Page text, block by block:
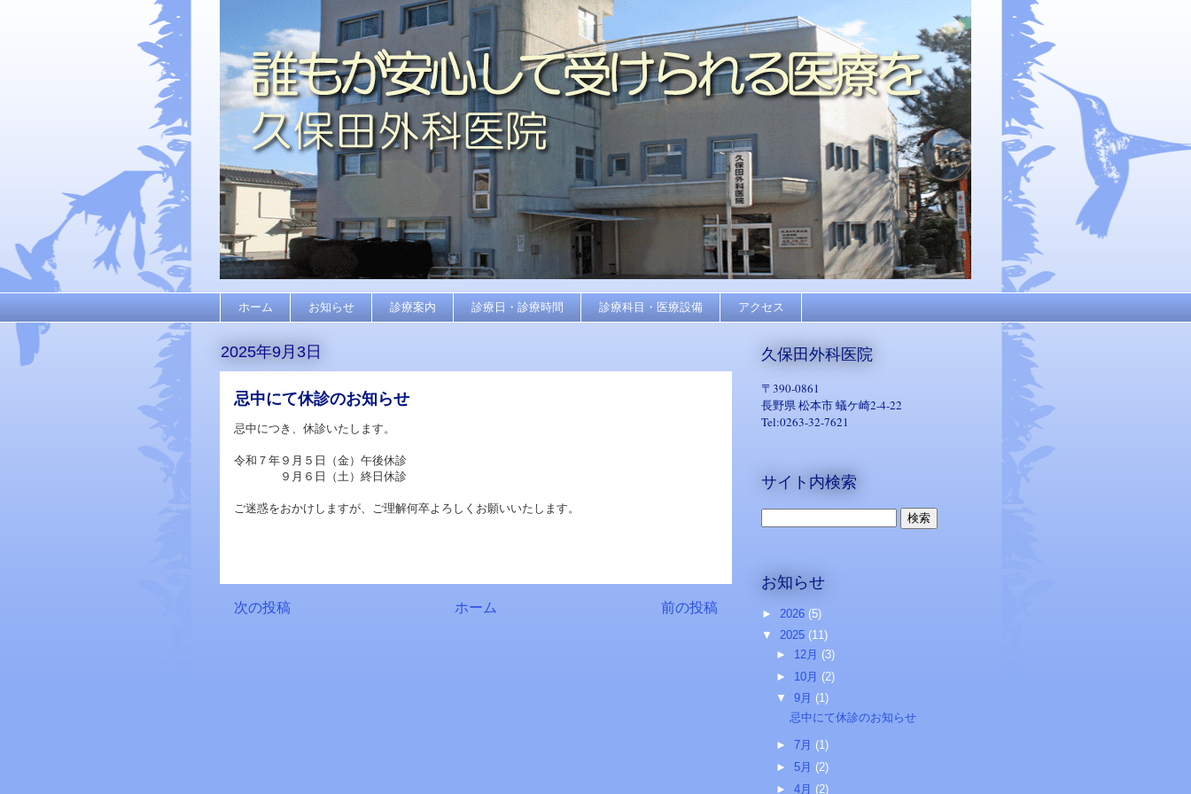
ホーム お知らせ 診療案内 診療日・診療時間 診療科目・医療設備 アクセス
2025年9月3日
忌中にて休診のお知らせ
忌中につき、休診いたします。
令和７年９月５日（金）午後休診
９月６日（土）終日休診
ご迷惑をおかけしますが、ご理解何卒よろしくお願いいたします。
次の投稿 前の投稿
ホーム
久保田外科医院
〒390-0861
長野県 松本市蟻ケ崎2-4-22
Tel:0263-32-7621
サイト内検索
お知らせ
► 2026 (5)
▼ 2025 (11)
► 12月 (3)
► 10月 (2)
▼ 9月 (1)
忌中にて休診のお知らせ
► 7月 (1)
► 5月 (2)
► 4月 (2)